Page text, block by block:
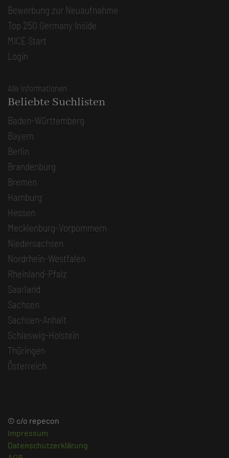
Bewerbung zur Neuaufnahme
Top 250 Germany Inside
MICE Start
Login
Alle Informationen
Beliebte Suchlisten
Baden-Württemberg
Bayern
Berlin
Brandenburg
Bremen
Hamburg
Hessen
Mecklenburg-Vorpommern
Niedersachsen
Nordrhein-Westfalen
Rheinland-Pfalz
Saarland
Sachsen
Sachsen-Anhalt
Schleswig-Holstein
Thüringen
Österreich
© c/o repecon
Impressum
Datenschutzerklärung